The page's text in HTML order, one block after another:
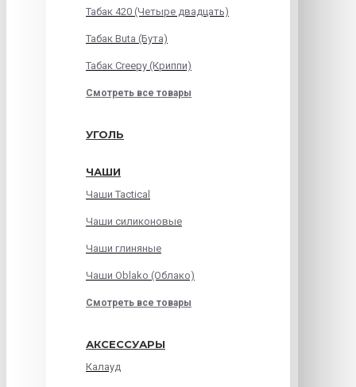
Табак 420 (Четыре двадцать)
Табак Buta (Бута)
Табак Creepy (Криппи)
Смотреть все товары
УГОЛЬ
ЧАШИ
Чаши Tactical
Чаши силиконовые
Чаши глиняные
Чаши Oblako (Облако)
Смотреть все товары
АКСЕССУАРЫ
Калауд